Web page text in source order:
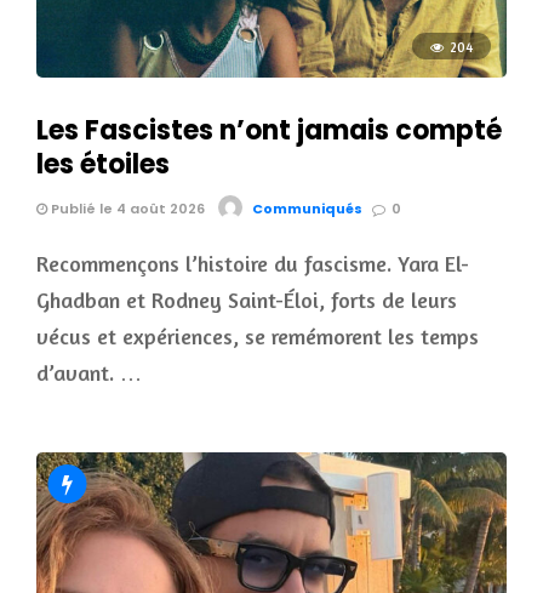
204
Les Fascistes n’ont jamais compté
les étoiles
Publié le 4 août 2026 Communiqués 0
Recommençons l’histoire du fascisme. Yara El-
Ghadban et Rodney Saint-Éloi, forts de leurs
vécus et expériences, se remémorent les temps
d’avant. …